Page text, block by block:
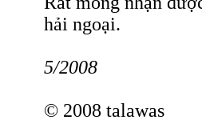
hải ngoại.
5/2008
© 2008 talawas